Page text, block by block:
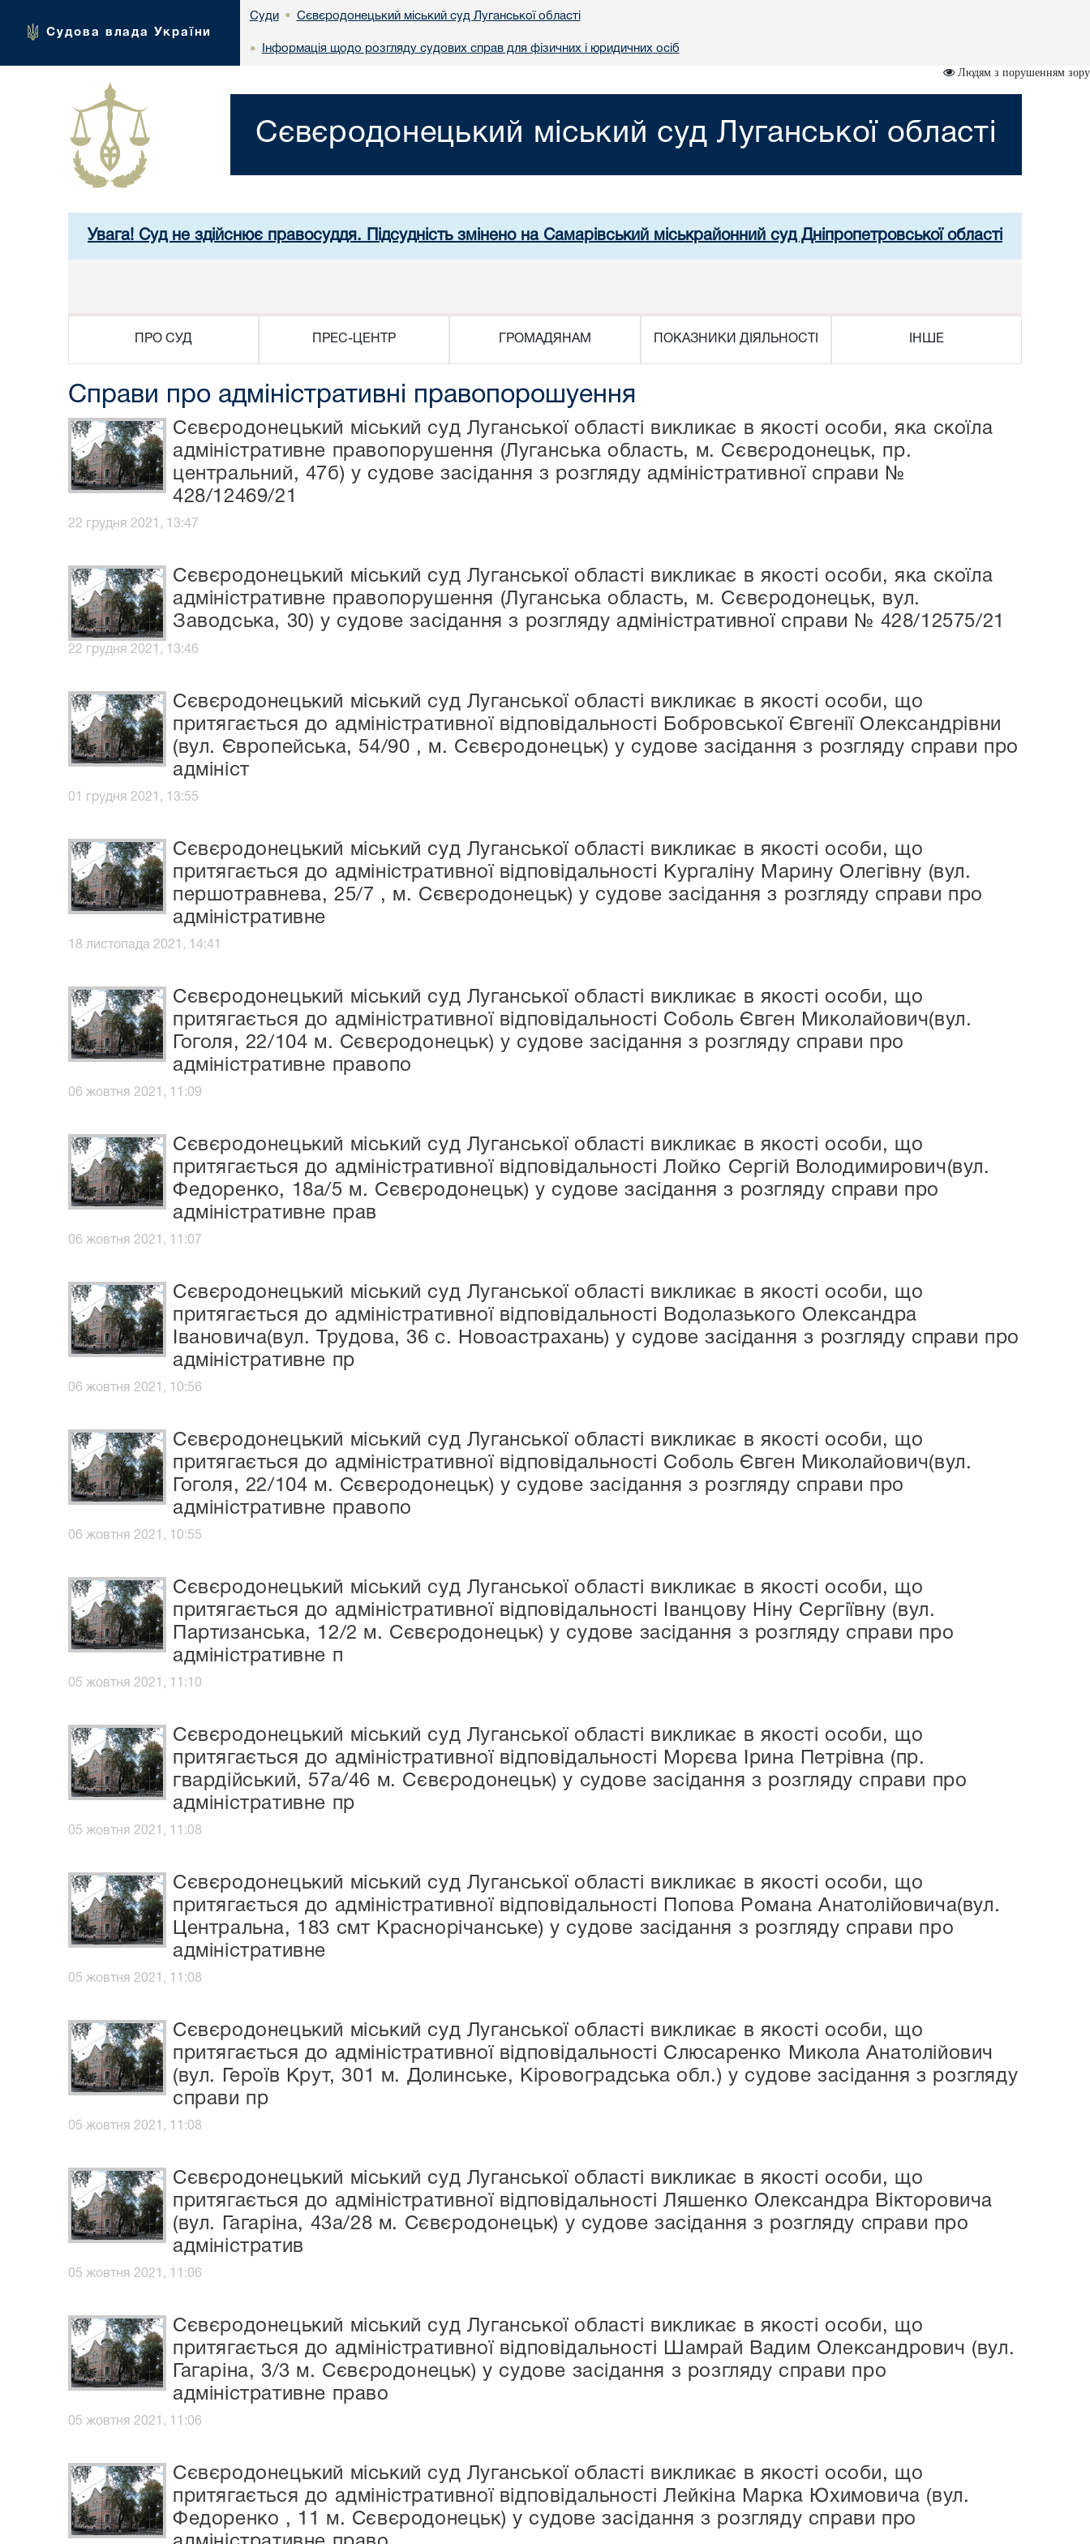
Судова влада України
Суди • Сєвєродонецький міський суд Луганської області
• Інформація щодо розгляду судових справ для фізичних і юридичних осіб
Людям з порушенням зору
Сєвєродонецький міський суд Луганської області
Увага! Суд не здійснює правосуддя. Підсудність змінено на Самарівський міськрайонний суд Дніпропетровської області
ПРО СУД ПРЕС-ЦЕНТР ГРОМАДЯНАМ ПОКАЗНИКИ ДІЯЛЬНОСТІ ІНШЕ
Справи про адміністративні правопорошуення
Сєвєродонецький міський суд Луганської області викликає в якості особи, яка скоїла
адміністративне правопорушення (Луганська область, м. Сєвєродонецьк, пр.
центральний, 47б) у судове засідання з розгляду адміністративної справи №
428/12469/21
22 грудня 2021, 13:47
Сєвєродонецький міський суд Луганської області викликає в якості особи, яка скоїла
адміністративне правопорушення (Луганська область, м. Сєвєродонецьк, вул.
Заводська, 30) у судове засідання з розгляду адміністративної справи № 428/12575/21
22 грудня 2021, 13:46
Сєвєродонецький міський суд Луганської області викликає в якості особи, що
притягається до адміністративної відповідальності Бобровської Євгенії Олександрівни
(вул. Європейська, 54/90 , м. Сєвєродонецьк) у судове засідання з розгляду справи про
адмініст
01 грудня 2021, 13:55
Сєвєродонецький міський суд Луганської області викликає в якості особи, що
притягається до адміністративної відповідальності Кургаліну Марину Олегівну (вул.
першотравнева, 25/7 , м. Сєвєродонецьк) у судове засідання з розгляду справи про
адміністративне
18 листопада 2021, 14:41
Сєвєродонецький міський суд Луганської області викликає в якості особи, що
притягається до адміністративної відповідальності Соболь Євген Миколайович(вул.
Гоголя, 22/104 м. Сєвєродонецьк) у судове засідання з розгляду справи про
адміністративне правопо
06 жовтня 2021, 11:09
Сєвєродонецький міський суд Луганської області викликає в якості особи, що
притягається до адміністративної відповідальності Лойко Сергій Володимирович(вул.
Федоренко, 18а/5 м. Сєвєродонецьк) у судове засідання з розгляду справи про
адміністративне прав
06 жовтня 2021, 11:07
Сєвєродонецький міський суд Луганської області викликає в якості особи, що
притягається до адміністративної відповідальності Водолазького Олександра
Івановича(вул. Трудова, 36 с. Новоастрахань) у судове засідання з розгляду справи про
адміністративне пр
06 жовтня 2021, 10:56
Сєвєродонецький міський суд Луганської області викликає в якості особи, що
притягається до адміністративної відповідальності Соболь Євген Миколайович(вул.
Гоголя, 22/104 м. Сєвєродонецьк) у судове засідання з розгляду справи про
адміністративне правопо
06 жовтня 2021, 10:55
Сєвєродонецький міський суд Луганської області викликає в якості особи, що
притягається до адміністративної відповідальності Іванцову Ніну Сергіївну (вул.
Партизанська, 12/2 м. Сєвєродонецьк) у судове засідання з розгляду справи про
адміністративне п
05 жовтня 2021, 11:10
Сєвєродонецький міський суд Луганської області викликає в якості особи, що
притягається до адміністративної відповідальності Морєва Ірина Петрівна (пр.
гвардійський, 57а/46 м. Сєвєродонецьк) у судове засідання з розгляду справи про
адміністративне пр
05 жовтня 2021, 11:08
Сєвєродонецький міський суд Луганської області викликає в якості особи, що
притягається до адміністративної відповідальності Попова Романа Анатолійовича(вул.
Центральна, 183 смт Краснорічанське) у судове засідання з розгляду справи про
адміністративне
05 жовтня 2021, 11:08
Сєвєродонецький міський суд Луганської області викликає в якості особи, що
притягається до адміністративної відповідальності Слюсаренко Микола Анатолійович
(вул. Героїв Крут, 301 м. Долинське, Кіровоградська обл.) у судове засідання з розгляду
справи пр
05 жовтня 2021, 11:08
Сєвєродонецький міський суд Луганської області викликає в якості особи, що
притягається до адміністративної відповідальності Ляшенко Олександра Вікторовича
(вул. Гагаріна, 43а/28 м. Сєвєродонецьк) у судове засідання з розгляду справи про
адміністратив
05 жовтня 2021, 11:06
Сєвєродонецький міський суд Луганської області викликає в якості особи, що
притягається до адміністративної відповідальності Шамрай Вадим Олександрович (вул.
Гагаріна, 3/3 м. Сєвєродонецьк) у судове засідання з розгляду справи про
адміністративне право
05 жовтня 2021, 11:06
Сєвєродонецький міський суд Луганської області викликає в якості особи, що
притягається до адміністративної відповідальності Лейкіна Марка Юхимовича (вул.
Федоренко , 11 м. Сєвєродонецьк) у судове засідання з розгляду справи про